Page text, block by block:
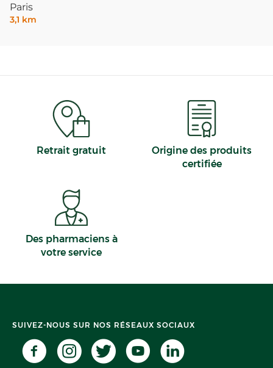
Paris
3,1 km
Retrait gratuit
Origine des produits
certifiée
Des pharmaciens à
votre service
SUIVEZ-NOUS SUR NOS RÉSEAUX SOCIAUX